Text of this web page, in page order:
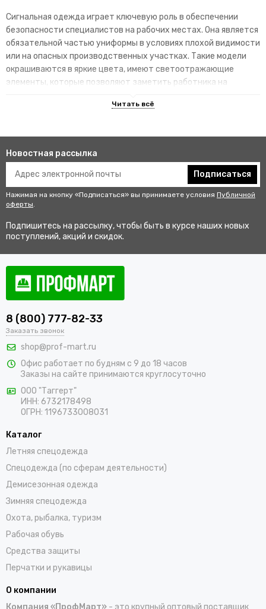
Сигнальная одежда играет ключевую роль в обеспечении
безопасности специалистов на рабочих местах. Она является
обязательной частью униформы в условиях плохой видимости
или на опасных производственных участках. Такие модели
окрашиваются в яркие цвета, имеют светоотражающие
элементы, которые позволяют заметить работника на
изделий
Гарантируют улучшенную видимость человека и его
безопасность на рабочем месте. В результате этого
снижается риск аварии и получения травмы.
Не мешаются во время выполнения профессиональных
Соответствуют стандартам качества, так как проходят
Купить одежду сигнальную для
работников оптом и в розницу с
доставкой по Гусеву
В интернет-магазине «ПрофМарт» можно купить сигнальную
одежду для персонала. Мы работаем с оптовыми и
розничными покупателями. Предлагаем на выбор сигнальные
жилеты, сезонные костюмы, брюки и прочие составляющие
униформы в ярких заметных цветах. Доставка покупок,
которые оформляются на сайте, осуществляется по Гусеву и
остальным населенным пунктам России.
Новостная рассылка
Подписаться
Нажимая на кнопку «Подписаться» вы принимаете условия Публичной
оферты.
Подпишитесь на рассылку, чтобы быть в курсе наших новых
поступлений, акций и скидок.
8 (800) 777-82-33
Заказать звонок
shop@prof-mart.ru
Офис работает по будням с 9 до 18 часов
Заказы на сайте принимаются круглосуточно
ООО "Таггерт"
ИНН: 6732178498
ОГРН: 1196733008031
Каталог
Летняя спецодежда
Спецодежда (по сферам деятельности)
Демисезонная одежда
Зимняя спецодежда
Охота, рыбалка, туризм
Рабочая обувь
Средства защиты
Перчатки и рукавицы
О компании
Компания «ПрофМарт» - это крупный оптовый поставщик